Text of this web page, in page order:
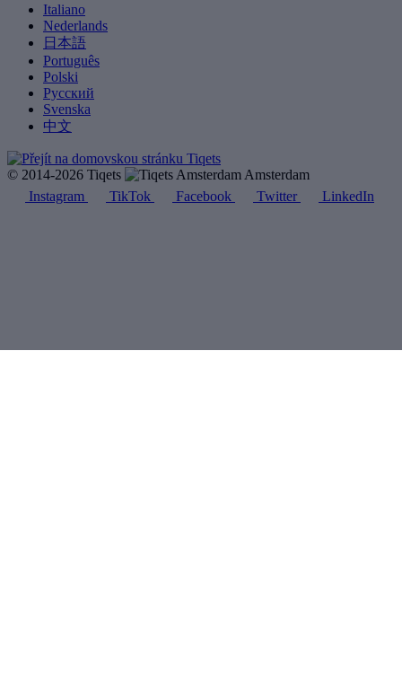
Italiano
Nederlands
日本語
Português
Polski
Русский
Svenska
中文
© 2014-2026 Tiqets
Amsterdam
Instagram
TikTok Facebook Twitter LinkedIn